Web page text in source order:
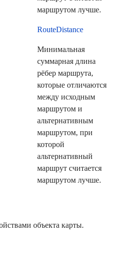
маршрутом лучше.
RouteDistance
Минимальная
суммарная длина
рёбер маршрута,
которые отличаются
между исходным
маршрутом и
альтернативным
маршрутом, при
которой
альтернативный
маршрут считается
маршрутом лучше.
объекта карты.